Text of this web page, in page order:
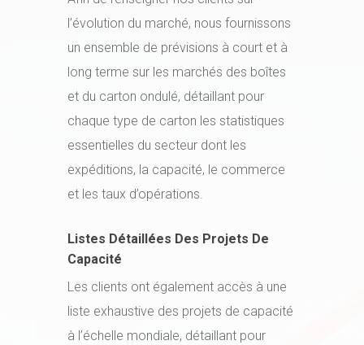
l’évolution du marché, nous fournissons
un ensemble de prévisions à court et à
long terme sur les marchés des boîtes
et du carton ondulé, détaillant pour
chaque type de carton les statistiques
essentielles du secteur dont les
expéditions, la capacité, le commerce
et les taux d’opérations.
Listes Détaillées Des Projets De
Capacité
Les clients ont également accès à une
liste exhaustive des projets de capacité
à l’échelle mondiale, détaillant pour